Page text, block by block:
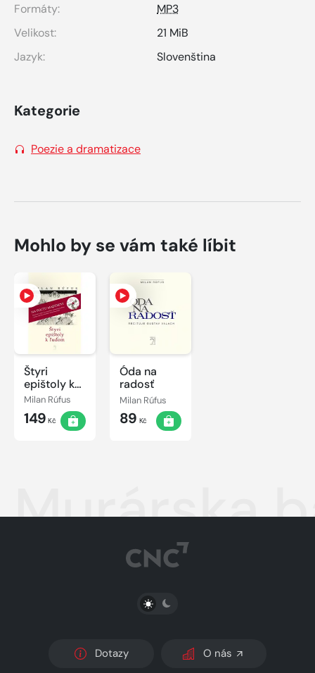
Formáty:
MP3
Velikost:
21 MiB
Jazyk:
Slovenština
Kategorie
Poezie a dramatizace
Mohlo by se vám také líbit
Štyri
epištoly k
ľuďom
Milan Rúfus
149 Kč
Óda na
radosť
Milan Rúfus
89 Kč
Murárska
PŘEPNOUT SVĚTLÝ/TMAVÝ REŽIM
Dotazy O nás